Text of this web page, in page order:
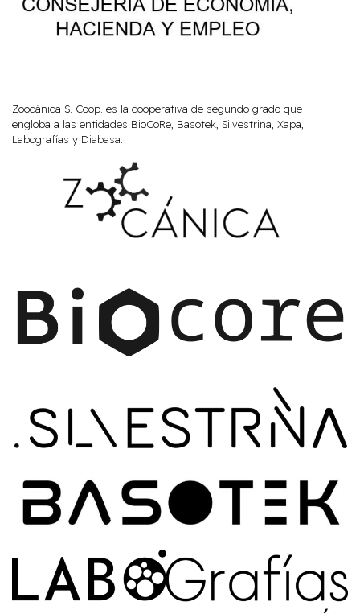
Zoocánica S. Coop. es la cooperativa de segundo grado que
engloba a las entidades BioCoRe, Basotek, Silvestrina, Xapa,
Labografías y Diabasa.